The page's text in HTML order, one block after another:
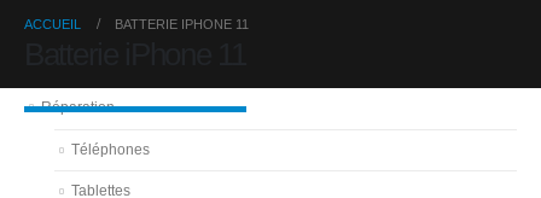
ACCUEIL BATTERIE IPHONE 11
Réparation
Téléphones
Tablettes